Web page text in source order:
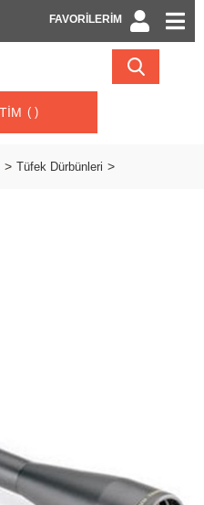
FAVORİLERİM
Tüfek Dürbünleri